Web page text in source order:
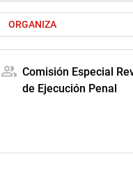
ORGANIZA
Comisión Especial
de Ejecución Penal